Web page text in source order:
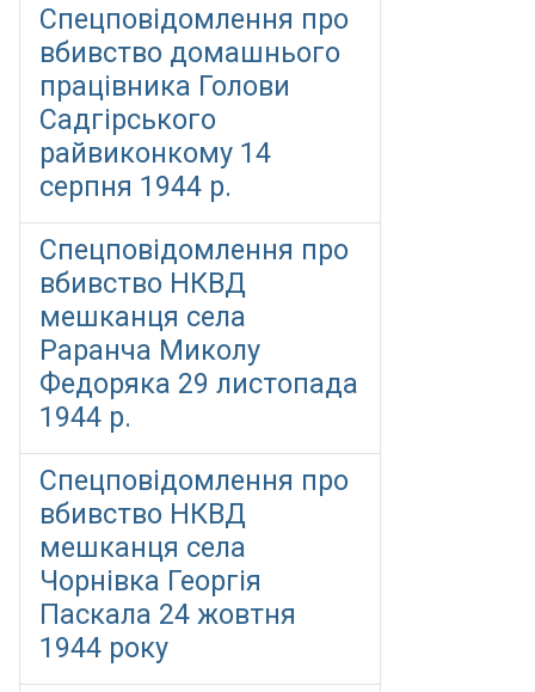
Спецповідомлення про
вбивство домашнього
працівника Голови
Садгірського
райвиконкому 14
серпня 1944 р.
Спецповідомлення про
вбивство НКВД
мешканця села
Раранча Миколу
Федоряка 29 листопада
1944 р.
Спецповідомлення про
вбивство НКВД
мешканця села
Чорнівка Георгія
Паскала 24 жовтня
1944 року